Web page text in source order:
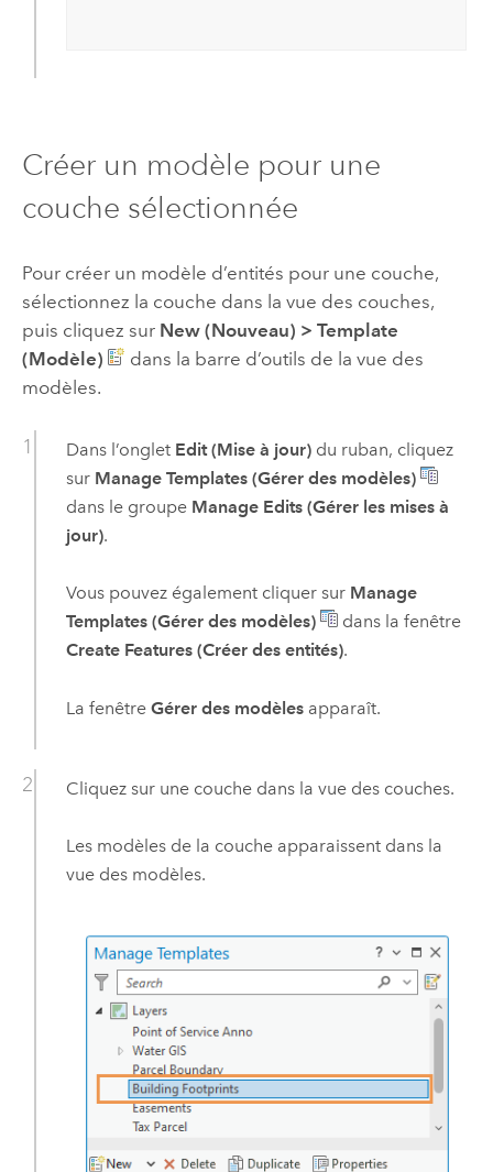
Créer un modèle pour une
couche sélectionnée
Pour créer un modèle d’entités pour une couche,
sélectionnez la couche dans la vue des couches,
puis cliquez sur New (Nouveau) > Template
(Modèle)
dans la barre d’outils de la vue des
modèles.
Dans l’onglet Edit (Mise à jour)du ruban, cliquez
sur Manage Templates (Gérer des modèles)
dans le groupe Manage Edits (Gérer les mises à
jour).
Vous pouvez également cliquer sur Manage
Templates (Gérer des modèles)
dans la fenêtre
Create Features (Créer des entités).
La fenêtre Gérer des modèlesapparaît.
Cliquez sur une couche dans la vue des couches.
Les modèles de la couche apparaissent dans la
vue des modèles.